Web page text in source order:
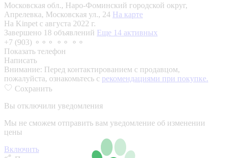
Московская обл., Наро-Фоминский городской округ,
Апрелевка, Московская ул., 24 На карте
На Kinpet c августа 2022 г.
Завершено 18 объявлений Еще 14 активных
+7 (903) ⚬⚬⚬ ⚬⚬ ⚬⚬
Показать телефон
Написать
Внимание: Перед контактированием с продавцом,
пожалуйста, ознакомьтесь с рекомендациями при покупке.
Сохранить
Вы отключили уведомления
Мы не сможем отправить вам уведомление об изменении
цены
Включить